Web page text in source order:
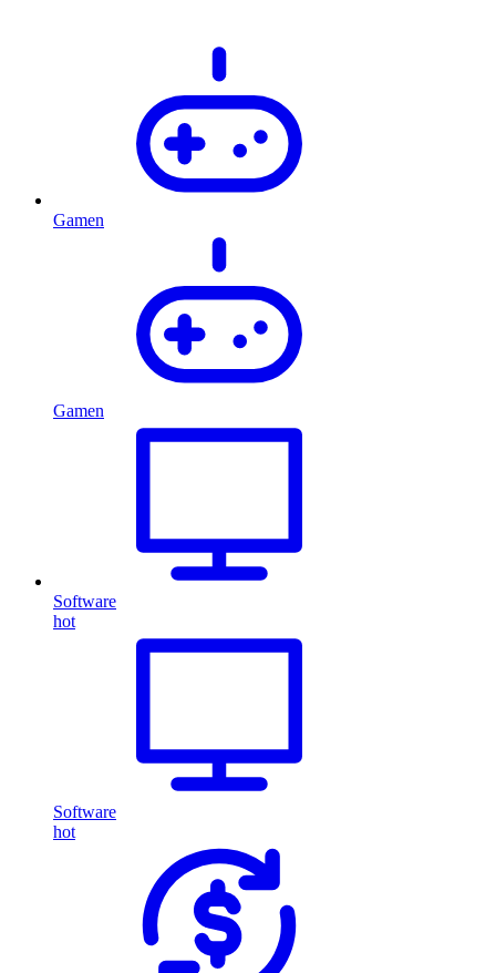
Gamen
Gamen
Software
hot
Software
hot